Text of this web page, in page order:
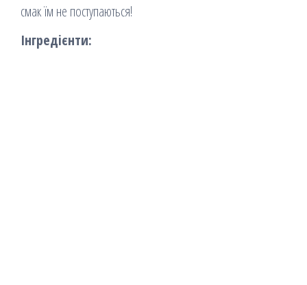
смак їм не поступаються!
Інгредієнти: